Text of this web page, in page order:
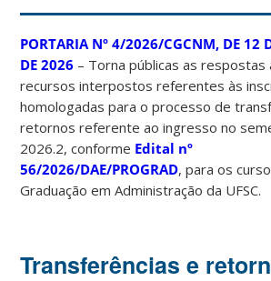
PORTARIA Nº 4/2026/CGCNM, DE 12
DE 2026 – Torna públicas as respostas
recursos interpostos referentes às
homologadas para o processo de
retornos referente ao ingresso no
2026.2, conforme Edital nº
56/2026/DAE/PROGRAD, para os
Graduação em Administração da UFSC.
Transferências e